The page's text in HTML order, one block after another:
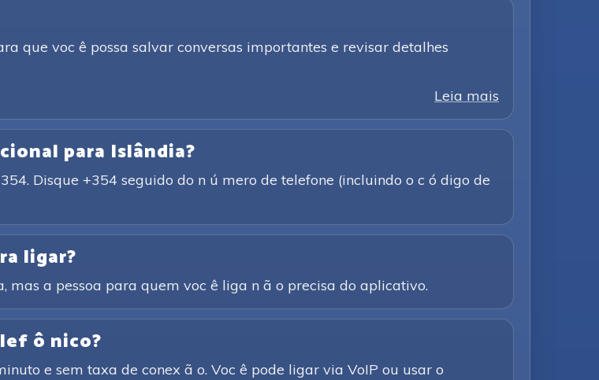
que voc ê possa salvar conversas importantes e revisar detalhes
Leia mais
para Islândia?
Disque +354 seguido do n ú mero de telefone (incluindo o c ó digo de
ligar?
a pessoa para quem voc ê liga n ã o precisa do aplicativo.
ô nico?
e sem taxa de conex ã o. Voc ê pode ligar via VoIP ou usar o